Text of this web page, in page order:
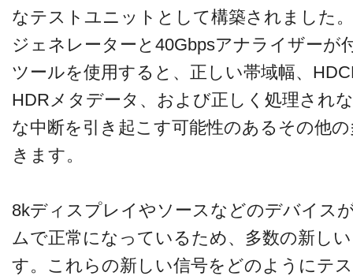
なテストユニットとして構築されました
ジェネレーターと40Gbpsアナライザーが
ツールを使用すると、正しい帯域幅、
HDRメタデータ、および正しく処理され
な中断を引き起こす可能性のあるその他
きます。
8kディスプレイやソースなどのデバイス
ムで正常になっているため、多数の新し
す。これらの新しい信号をどのようにテ